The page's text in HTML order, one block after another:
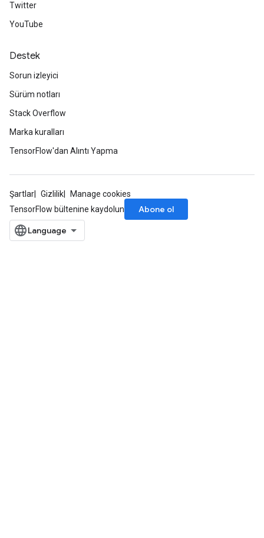
Twitter
YouTube
Destek
Sorun izleyici
Sürüm notları
Stack Overflow
Marka kuralları
TensorFlow'dan Alıntı Yapma
Şartlar Gizlilik
Manage cookies
TensorFlow bültenine kaydolun
Abone ol